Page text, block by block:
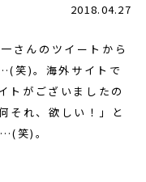
2018.04.27
さんのツイートから
笑)。海外サイトで
トがございましたの
それ、欲しい！」と
笑)。